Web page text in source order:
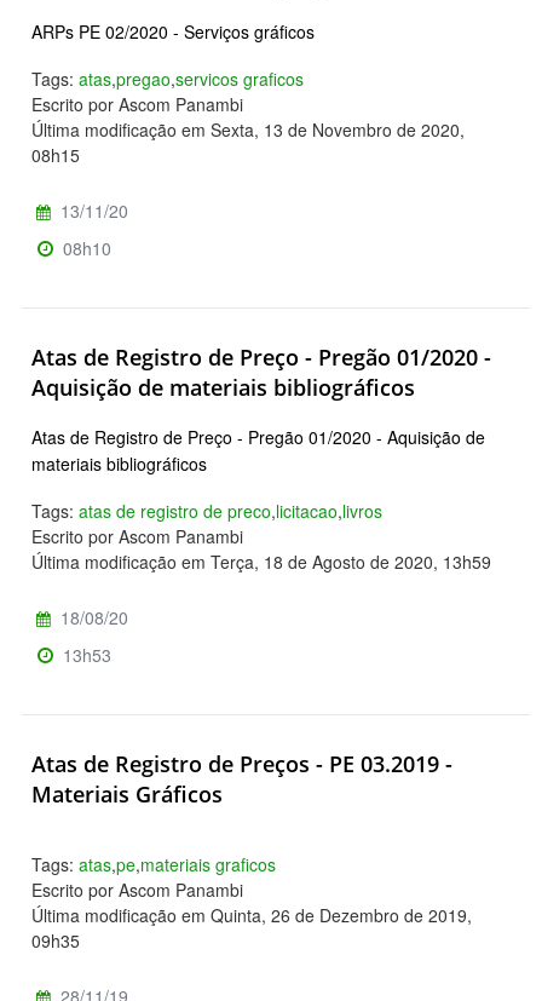
ARPs PE 02/2020 - Serviços gráficos
Tags: atas,pregao,servicos graficos
Escrito por Ascom Panambi
Última modificação em Sexta, 13 de Novembro de 2020,
08h15
13/11/20
08h10
Atas de Registro de Preço - Pregão 01/2020 -
Aquisição de materiais bibliográficos
Atas de Registro de Preço - Pregão 01/2020 - Aquisição de
materiais bibliográficos
Tags: atas de registro de preco,licitacao,livros
Escrito por Ascom Panambi
Última modificação em Terça, 18 de Agosto de 2020, 13h59
18/08/20
13h53
Atas de Registro de Preços - PE 03.2019 -
Materiais Gráficos
Tags: atas,pe,materiais graficos
Escrito por Ascom Panambi
Última modificação em Quinta, 26 de Dezembro de 2019,
09h35
28/11/19